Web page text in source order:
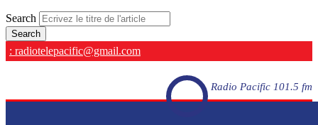
Search
: radiotelepacific@gmail.com
Radio Pacific 101.5 fm